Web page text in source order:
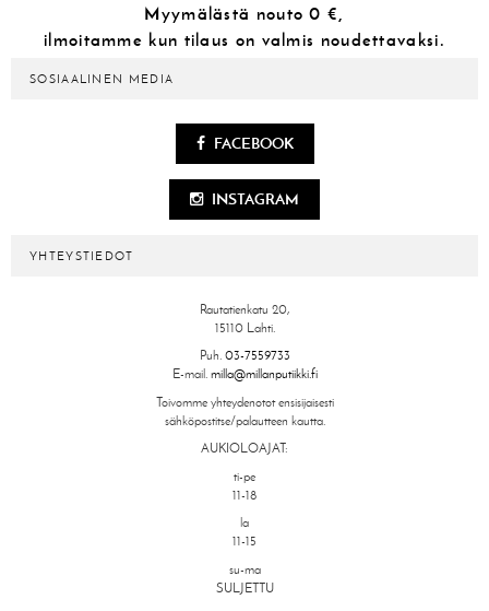
Myymälästä nouto 0 €,
ilmoitamme kun tilaus on valmis noudettavaksi.
SOSIAALINEN MEDIA
FACEBOOK
INSTAGRAM
YHTEYSTIEDOT
Rautatienkatu 20,
15110 Lahti.
Puh. 03-7559733
E-mail. milla@millanputiikki.fi
Toivomme yhteydenotot ensisijaisesti
sähköpostitse/palautteen kautta.
AUKIOLOAJAT:
ti-pe
11-18
la
11-15
su-ma
SULJETTU